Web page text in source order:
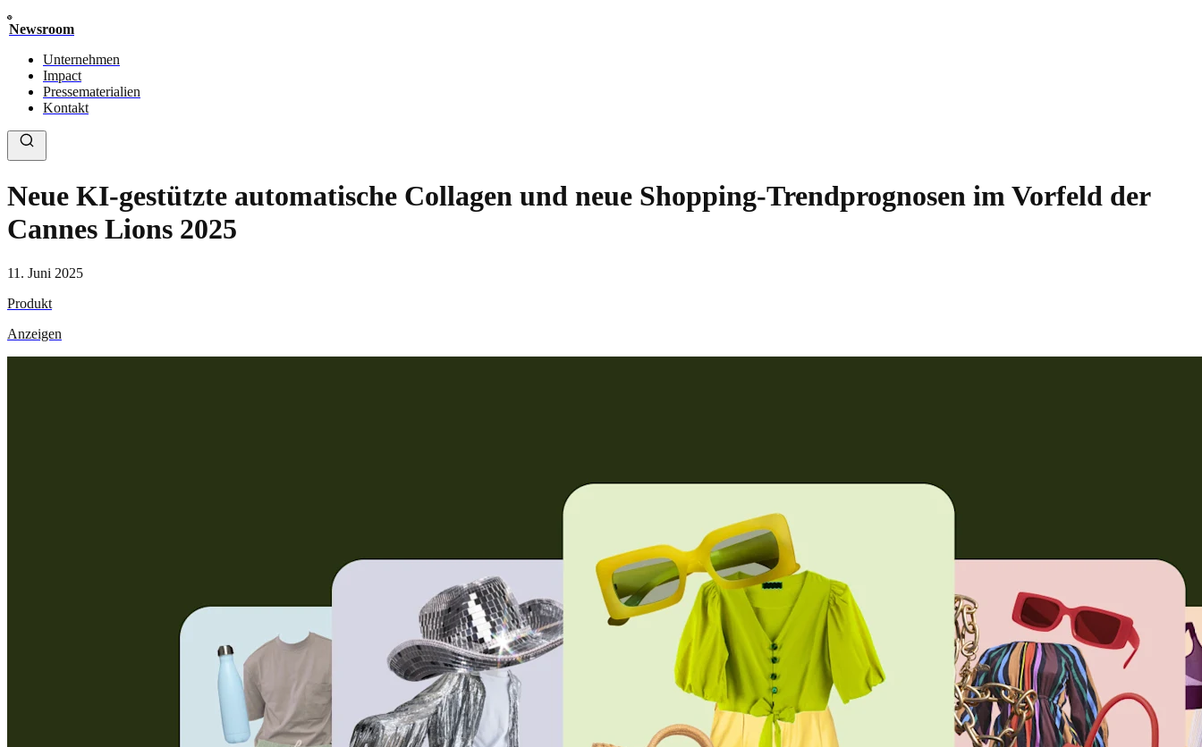
Newsroom
Unternehmen
Impact
Pressematerialien
Kontakt
Neue KI-gestützte automatische Collagen und neue Shopping-Trendprognosen im Vorfeld der
Cannes Lions 2025
11. Juni 2025
Produkt
Anzeigen